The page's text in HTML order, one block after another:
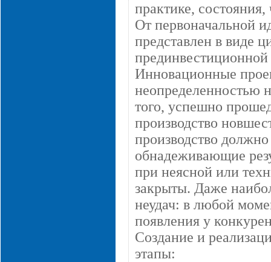
практике,
От первоначальной
представлен в виде
Инновационные
неопределенностью
того, успешно
производство
производство
обнадеживающие
при неясной или
закрыты. Даже
неудач: в любой
появления у
Создание и
этапы: